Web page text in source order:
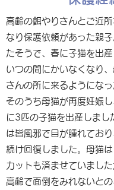
高齢の餌やりさんとご近
なり保護依頼があった親
たそうで、春に子猫を出
いつの間にかいなくなり
さんの所に来るようになっ
そのうち母猫が再度妊娠
に3匹の子猫を出産しまし
は皆風邪で目が腫れてお
続け回復しました。母猫
カットも済ませていまし
高齢で面倒をみれないと